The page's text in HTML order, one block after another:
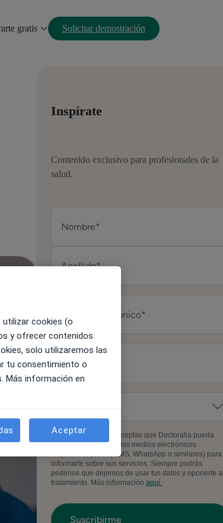
gratis Solicitar demostración
Inspírate
Contenido exclusivo para profesionales de la
salud.
Al facilitar tus datos, aceptas que Doctoralia pueda
contactarte por todos los medios electrónicos
disponibles (email, SMS, WhatsApp o similares) para
informarte sobre sus servicios. Siempre podrás
pedirnos que dejemos de usar tus datos y oponerte al
tratamiento. Más información aquí.
cookies (o
y ofrecer contenidos
solo utilizaremos las
tu consentimiento o
Más información en
Aceptar